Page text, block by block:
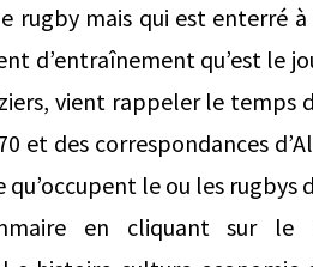
rugby mais qui est enterré
d’entraînement qu’est le
vient rappeler le
et des correspondances
le ou les rugbys
en cliquant sur